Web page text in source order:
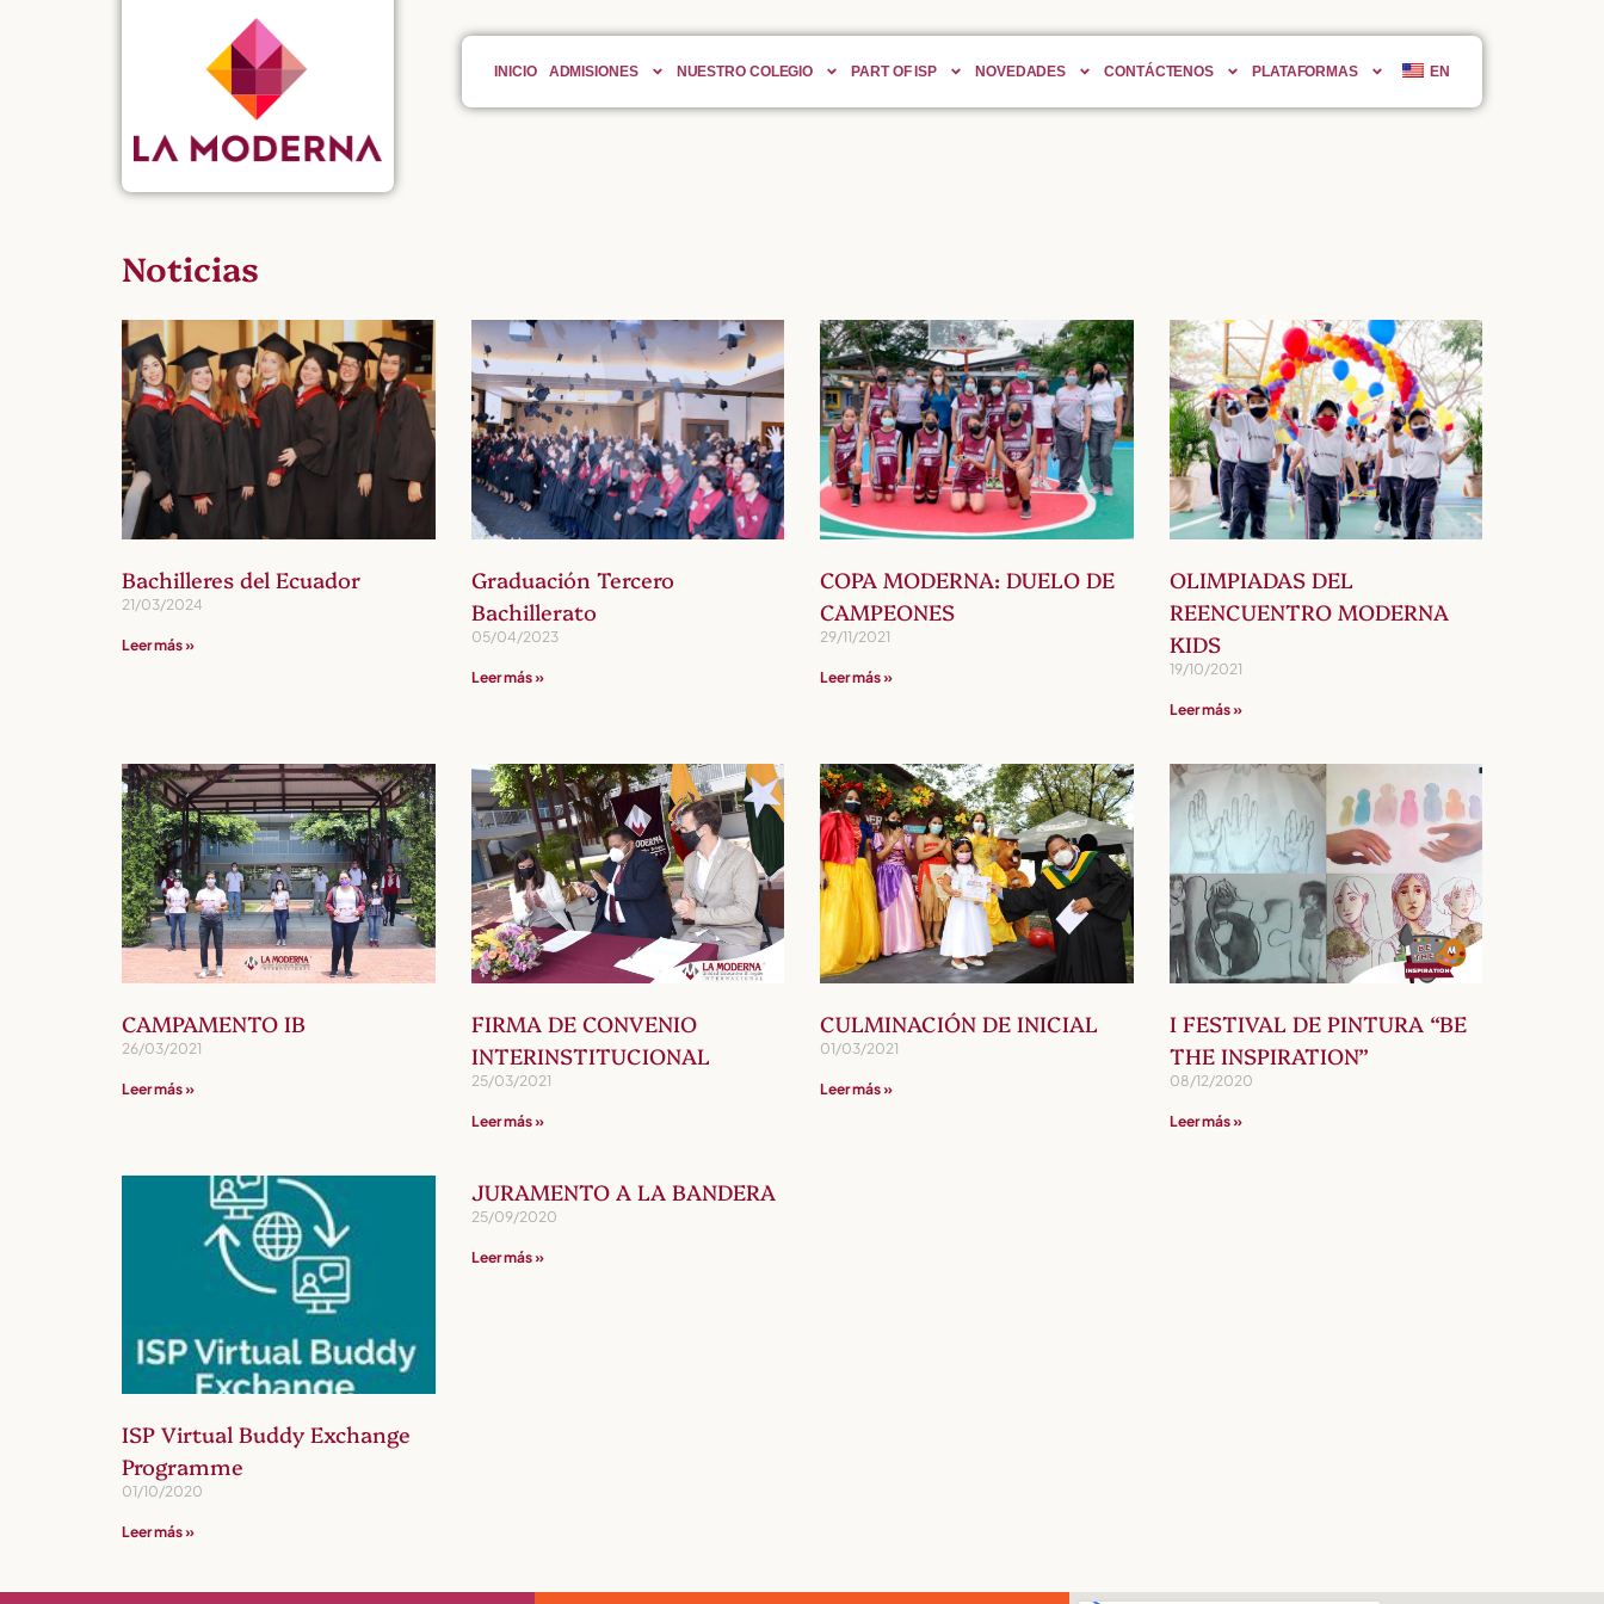
INICIO ADMISIONES NUESTRO COLEGIO PART OF ISP NOVEDADES CONTÁCTENOS PLATAFORMAS EN
Noticias
Bachilleres del Ecuador
21/03/2024
Leer más »
Graduación Tercero
Bachillerato
05/04/2023
Leer más »
COPA MODERNA: DUELO DE
CAMPEONES
29/11/2021
Leer más »
OLIMPIADAS DEL
REENCUENTRO MODERNA
KIDS
19/10/2021
Leer más »
CAMPAMENTO IB
26/03/2021
Leer más »
FIRMA DE CONVENIO
INTERINSTITUCIONAL
25/03/2021
Leer más »
CULMINACIÓN DE INICIAL
01/03/2021
Leer más »
I FESTIVAL DE PINTURA “BE
THE INSPIRATION”
08/12/2020
Leer más »
ISP Virtual Buddy Exchange
Programme
01/10/2020
Leer más »
JURAMENTO A LA BANDERA
25/09/2020
Leer más »